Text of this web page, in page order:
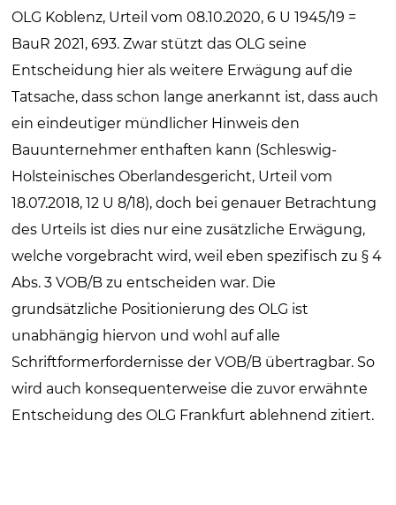
OLG Koblenz, Urteil vom 08.10.2020, 6 U 1945/19 =
BauR 2021, 693. Zwar stützt das OLG seine
Entscheidung hier als weitere Erwägung auf die
Tatsache, dass schon lange anerkannt ist, dass auch
ein eindeutiger mündlicher Hinweis den
Bauunternehmer enthaften kann (Schleswig-
Holsteinisches Oberlandesgericht, Urteil vom
18.07.2018, 12 U 8/18), doch bei genauer Betrachtung
des Urteils ist dies nur eine zusätzliche Erwägung,
welche vorgebracht wird, weil eben spezifisch zu § 4
Abs. 3 VOB/B zu entscheiden war. Die
grundsätzliche Positionierung des OLG ist
unabhängig hiervon und wohl auf alle
Schriftformerfordernisse der VOB/B übertragbar. So
wird auch konsequenterweise die zuvor erwähnte
Entscheidung des OLG Frankfurt ablehnend zitiert.